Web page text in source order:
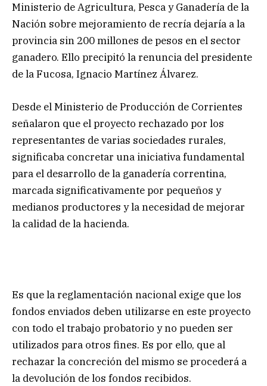
Ministerio de Agricultura, Pesca y Ganadería de la
Nación sobre mejoramiento de recría dejaría a la
provincia sin 200 millones de pesos en el sector
ganadero. Ello precipitó la renuncia del presidente
de la Fucosa, Ignacio Martínez Álvarez.
Desde el Ministerio de Producción de Corrientes
señalaron que el proyecto rechazado por los
representantes de varias sociedades rurales,
significaba concretar una iniciativa fundamental
para el desarrollo de la ganadería correntina,
marcada significativamente por pequeños y
medianos productores y la necesidad de mejorar
la calidad de la hacienda.
Es que la reglamentación nacional exige que los
fondos enviados deben utilizarse en este proyecto
con todo el trabajo probatorio y no pueden ser
utilizados para otros fines. Es por ello, que al
rechazar la concreción del mismo se procederá a
la devolución de los fondos recibidos.